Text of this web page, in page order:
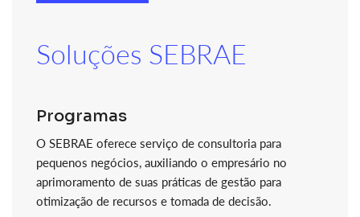
Soluções SEBRAE
Programas
O SEBRAE oferece serviço de consultoria para
pequenos negócios, auxiliando o empresário no
aprimoramento de suas práticas de gestão para
otimização de recursos e tomada de decisão.